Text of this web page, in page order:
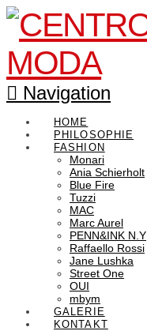
Navigation
HOME
PHILOSOPHIE
FASHION
Monari
Ania Schierholt
Blue Fire
Tuzzi
MAC
Marc Aurel
PENN&INK N.Y
Raffaello Rossi
Jane Lushka
Street One
OUI
mbym
GALERIE
KONTAKT